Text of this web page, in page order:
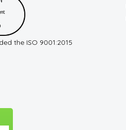
the ISO 9001:2015